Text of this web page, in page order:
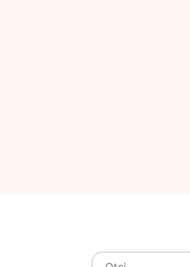
Otsi: